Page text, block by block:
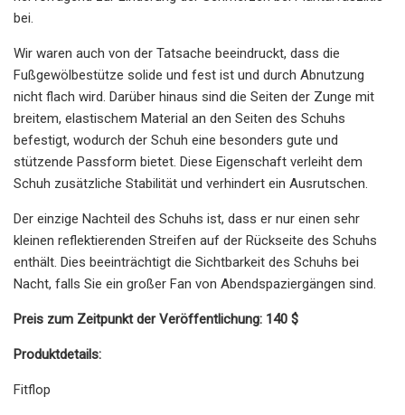
bei.
Wir waren auch von der Tatsache beeindruckt, dass die
Fußgewölbestütze solide und fest ist und durch Abnutzung
nicht flach wird. Darüber hinaus sind die Seiten der Zunge mit
breitem, elastischem Material an den Seiten des Schuhs
befestigt, wodurch der Schuh eine besonders gute und
stützende Passform bietet. Diese Eigenschaft verleiht dem
Schuh zusätzliche Stabilität und verhindert ein Ausrutschen.
Der einzige Nachteil des Schuhs ist, dass er nur einen sehr
kleinen reflektierenden Streifen auf der Rückseite des Schuhs
enthält. Dies beeinträchtigt die Sichtbarkeit des Schuhs bei
Nacht, falls Sie ein großer Fan von Abendspaziergängen sind.
Preis zum Zeitpunkt der Veröffentlichung: 140 $
Produktdetails:
Fitflop